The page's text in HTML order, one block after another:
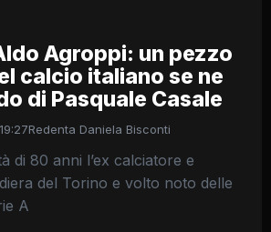
Agroppi: un pezzo
calcio italiano se ne
di Pasquale Casale
Redenta Daniela Bisconti
di 80 anni l’ex calciatore e
del Torino e volto noto delle
A